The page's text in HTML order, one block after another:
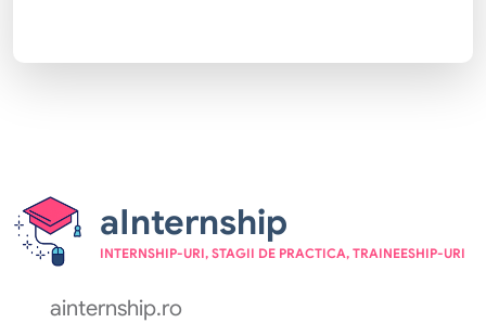
aInternship
INTERNSHIP-URI, STAGII DE PRACTICA, TRAINEESHIP-URI
ainternship.ro